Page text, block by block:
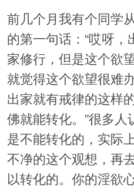
前几个月我有个同学
的第一句话：“哎呀
家修行，但是这个欲
就觉得这个欲望很难
出家就有戒律的这样
佛就能转化。”很多人
是不能转化的，实际
不净的这个观想，再
以转化的。你的淫欲